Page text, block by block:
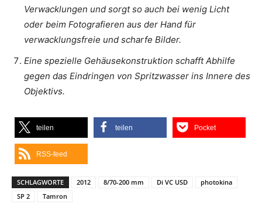
Verwacklungen und sorgt so auch bei wenig Licht
oder beim Fotografieren aus der Hand für
verwacklungsfreie und scharfe Bilder.
Eine spezielle Gehäusekonstruktion schafft Abhilfe
gegen das Eindringen von Spritzwasser ins Innere des
Objektivs.
teilen teilen Pocket
RSS-feed
SCHLAGWORTE 2012 8/70-200 mm Di VC USD
photokina
SP 2
Tamron